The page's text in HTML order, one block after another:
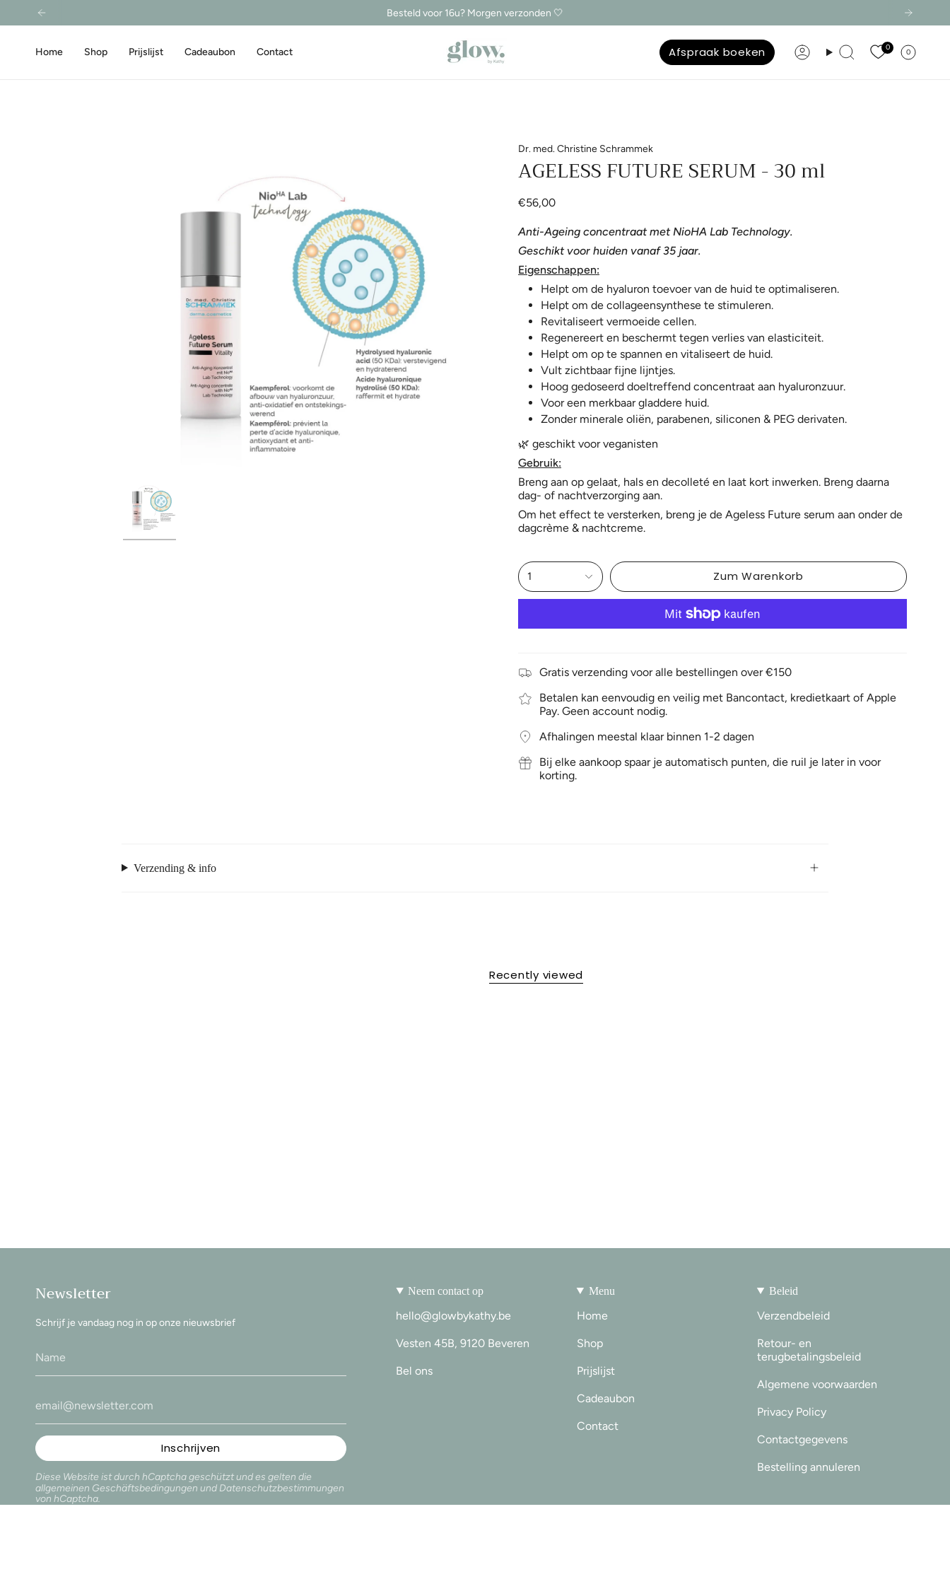
Gratis verzending vanaf €150
Besteld voor 16u? Morgen verzonden 🤍
Home Shop Prijslijst Cadeaubon Contact Afspraak boeken Konto Suche
0
0
Dr. med. Christine Schrammek
AGELESS FUTURE SERUM - 30 ml
€56,00
Anti-Ageing concentraat met NioHA Lab Technology.
Geschikt voor huiden vanaf 35 jaar.
Eigenschappen:
Helpt om de hyaluron toevoer van de huid te optimaliseren.
Helpt om de collageensynthese te stimuleren.
Revitaliseert vermoeide cellen.
Regenereert en beschermt tegen verlies van elasticiteit.
Helpt om op te spannen en vitaliseert de huid.
Vult zichtbaar fijne lijntjes.
Hoog gedoseerd doeltreffend concentraat aan hyaluronzuur.
Voor een merkbaar gladdere huid.
Zonder minerale oliën, parabenen, siliconen & PEG derivaten.
🌿 geschikt voor veganisten
Gebruik:
Breng aan op gelaat, hals en decolleté en laat kort inwerken. Breng daarna
dag- of nachtverzorging aan.
Om het effect te versterken, breng je de Ageless Future serum aan onder de
dagcrème & nachtcreme.
1 Zum Warenkorb
Gratis verzending voor alle bestellingen over €150
Betalen kan eenvoudig en veilig met Bancontact, kredietkaart of Apple
Pay. Geen account nodig.
Afhalingen meestal klaar binnen 1-2 dagen
Bij elke aankoop spaar je automatisch punten, die ruil je later in voor
korting.
Verzending & info
Recently viewed
Newsletter
Schrijf je vandaag nog in op onze nieuwsbrief
Inschrijven
Diese Website ist durch hCaptcha geschützt und es gelten die
allgemeinen Geschäftsbedingungen und Datenschutzbestimmungen
von hCaptcha.
Neem contact op
hello@glowbykathy.be
Vesten 45B, 9120 Beveren
Bel ons
Menu
Home
Shop
Prijslijst
Cadeaubon
Contact
Beleid
Verzendbeleid
Retour- en
terugbetalingsbeleid
Algemene voorwaarden
Privacy Policy
Contactgegevens
Bestelling annuleren